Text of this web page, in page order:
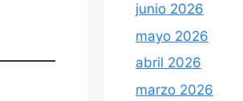
junio 2026
mayo 2026
abril 2026
marzo 2026